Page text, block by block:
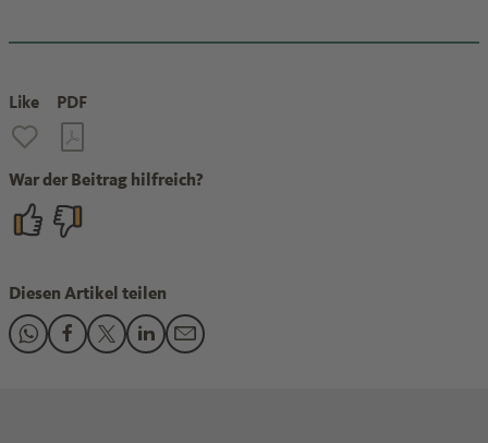
Like PDF
War der Beitrag hilfreich?
Diesen Artikel teilen
Den Beitrag "Regierung macht Tempo in der Energiepolitik"
Den Beitrag "Regierung macht Tempo in der
Den Beitrag "Regierung macht Tempo in der
Den Beitrag "Regierung macht Tempo in
Den Beitrag "Regierung macht Tempo